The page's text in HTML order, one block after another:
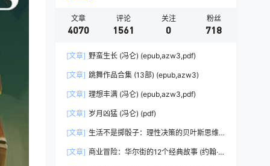
文章
4070
评论
1561
关注
0
粉丝
718
[文章] 野蛮生长 (冯仑) (epub,azw3,pdf)
[文章] 跳舞作品合集 (13部) (epub,azw3)
[文章] 理想丰满 (冯仑) (epub,azw3,pdf)
[文章] 岁月凶猛 (冯仑) (pdf)
[文章] 生活不是掷骰子：理性决策的贝叶斯思维
[文章] 商业冒险：华尔街的12个经典故事 (约翰·布